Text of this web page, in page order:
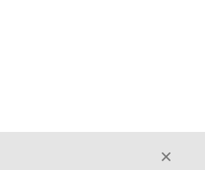
Cerrar